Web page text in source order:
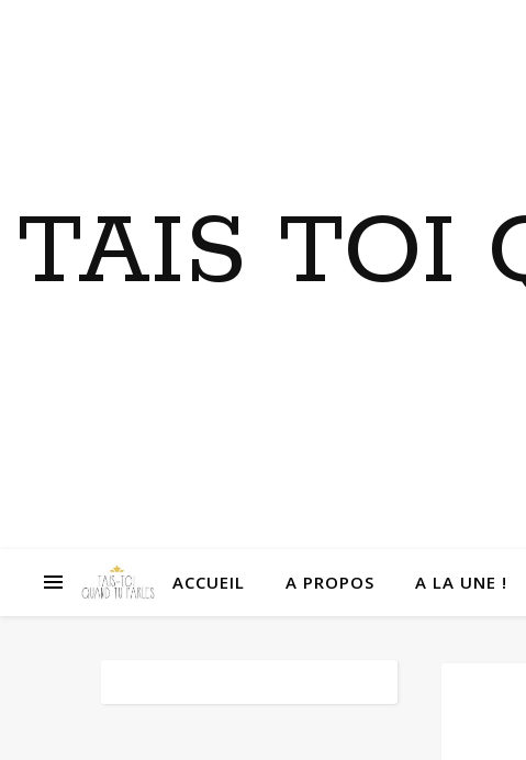
TAIS TOI
ACCUEIL A PROPOS A LA UNE !